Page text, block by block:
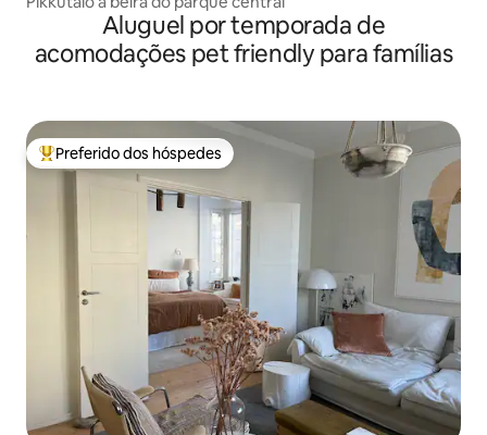
Aluguel por temporada de
acomodações pet friendly para famílias
Entre os melhores preferidos dos hóspedes
Preferido dos hóspedes